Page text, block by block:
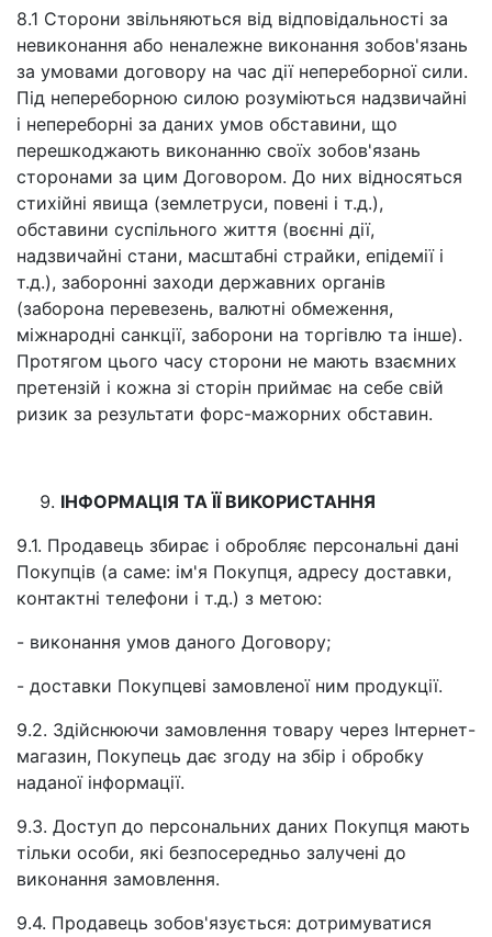
8.1 Сторони звільняються від відповідальності за
невиконання або неналежне виконання зобов'язань
за умовами договору на час дії непереборної сили.
Під непереборною силою розуміються надзвичайні
і непереборні за даних умов обставини, що
перешкоджають виконанню своїх зобов'язань
сторонами за цим Договором. До них відносяться
стихійні явища (землетруси, повені і т.д.),
обставини суспільного життя (воєнні дії,
надзвичайні стани, масштабні страйки, епідемії і
т.д.), заборонні заходи державних органів
(заборона перевезень, валютні обмеження,
міжнародні санкції, заборони на торгівлю та інше).
Протягом цього часу сторони не мають взаємних
претензій і кожна зі сторін приймає на себе свій
ризик за результати форс-мажорних обставин.
ІНФОРМАЦІЯ ТА ЇЇ ВИКОРИСТАННЯ
9.1. Продавець збирає і обробляє персональні дані
Покупців (а саме: ім'я Покупця, адресу доставки,
контактні телефони і т.д.) з метою:
- виконання умов даного Договору;
- доставки Покупцеві замовленої ним продукції.
9.2. Здійснюючи замовлення товару через Інтернет-
магазин, Покупець дає згоду на збір і обробку
наданої інформації.
9.3. Доступ до персональних даних Покупця мають
тільки особи, які безпосередньо залучені до
виконання замовлення.
9.4. Продавець зобов'язується: дотримуватися